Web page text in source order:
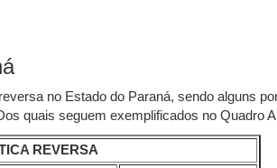
no Estado do Paraná, sendo alguns
quais seguem exemplificados no Quadro
REVERSA